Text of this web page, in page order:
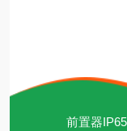
前置器